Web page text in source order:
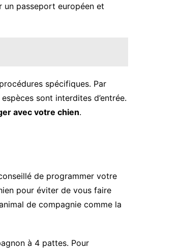
un passeport européen et
spécifiques. Par
sont interdites d’entrée.
avec votre chien.
de programmer votre
pour éviter de vous faire
de compagnie comme la
à 4 pattes. Pour